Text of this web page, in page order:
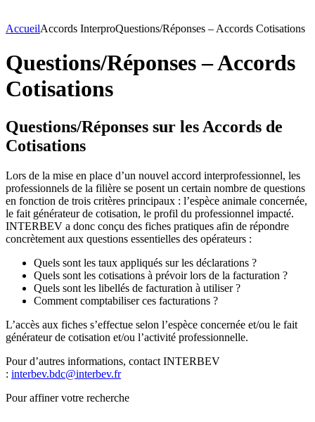
AccueilAccords InterproQuestions/Réponses – Accords Cotisations
Questions/Réponses – Accords
Cotisations
Questions/Réponses sur les Accords de
Cotisations
Lors de la mise en place d’un nouvel accord interprofessionnel, les
professionnels de la filière se posent un certain nombre de questions
en fonction de trois critères principaux : l’espèce animale concernée,
le fait générateur de cotisation, le profil du professionnel impacté.
INTERBEV a donc conçu des fiches pratiques afin de répondre
concrètement aux questions essentielles des opérateurs :
Quels sont les taux appliqués sur les déclarations ?
Quels sont les cotisations à prévoir lors de la facturation ?
Quels sont les libellés de facturation à utiliser ?
Comment comptabiliser ces facturations ?
L’accès aux fiches s’effectue selon l’espèce concernée et/ou le fait
générateur de cotisation et/ou l’activité professionnelle.
Pour d’autres informations, contact INTERBEV
: interbev.bdc@interbev.fr
Pour affiner votre recherche